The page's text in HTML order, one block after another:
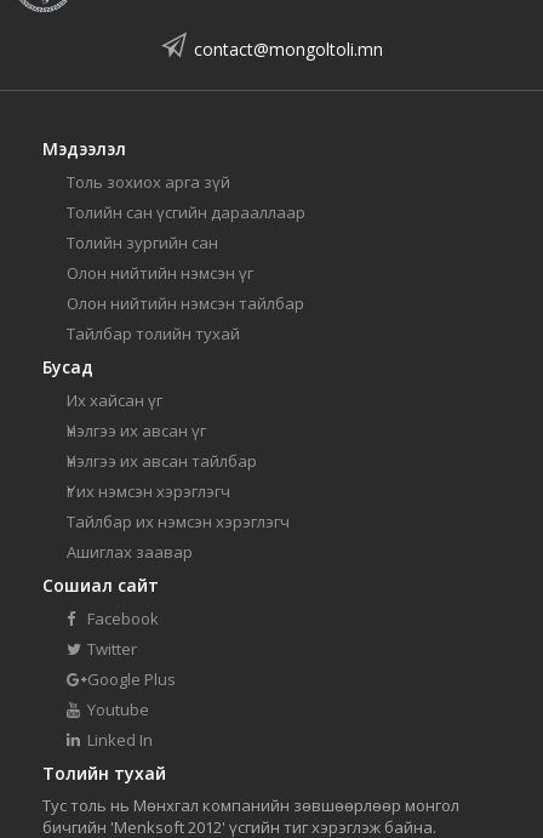
contact@mongoltoli.mn
Мэдээлэл
Толь зохиох арга зүй
Толийн сан үсгийн дарааллаар
Толийн зургийн сан
Олон нийтийн нэмсэн үг
Олон нийтийн нэмсэн тайлбар
Тайлбар толийн тухай
Бусад
Их хайсан үг
Үнэлгээ их авсан үг
Үнэлгээ их авсан тайлбар
Үг их нэмсэн хэрэглэгч
Тайлбар их нэмсэн хэрэглэгч
Ашиглах заавар
Сошиал сайт
Facebook
Twitter
Google Plus
Youtube
Linked In
Толийн тухай
Тус толь нь Мөнхгал компанийн зөвшөөрлөөр монгол
бичгийн 'Menksoft 2012' үсгийн тиг хэрэглэж байна.